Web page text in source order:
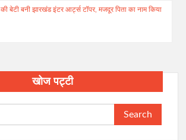
की बेटी बनी झारखंड इंटर आर्ट्स टॉपर, मजदूर पिता का नाम किया
खोज पट्टी
Search
for: